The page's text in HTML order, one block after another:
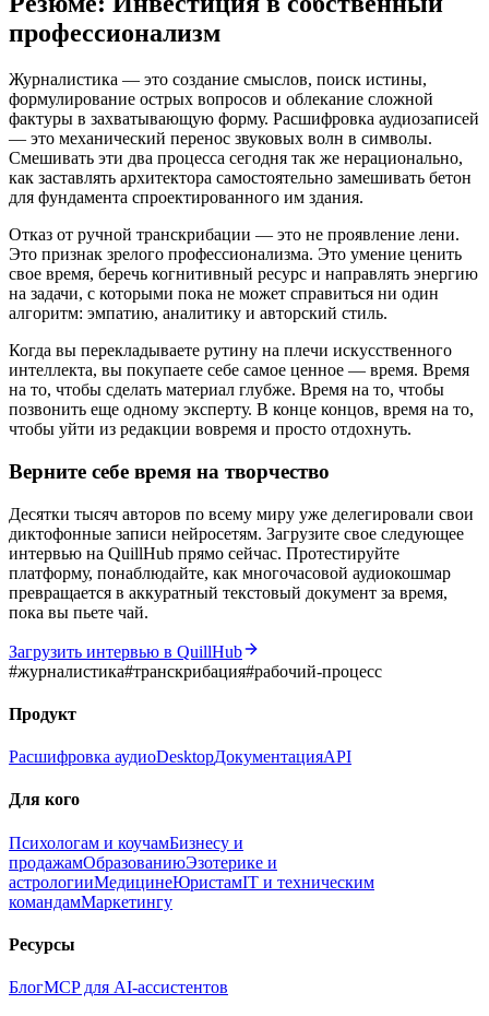
профессионализм
Журналистика — это создание смыслов, поиск истины,
формулирование острых вопросов и облекание сложной
фактуры в захватывающую форму. Расшифровка аудиозаписей
— это механический перенос звуковых волн в символы.
Смешивать эти два процесса сегодня так же нерационально,
как заставлять архитектора самостоятельно замешивать бетон
для фундамента спроектированного им здания.
Отказ от ручной транскрибации — это не проявление лени.
Это признак зрелого профессионализма. Это умение ценить
свое время, беречь когнитивный ресурс и направлять энергию
на задачи, с которыми пока не может справиться ни один
алгоритм: эмпатию, аналитику и авторский стиль.
Когда вы перекладываете рутину на плечи искусственного
интеллекта, вы покупаете себе самое ценное — время. Время
на то, чтобы сделать материал глубже. Время на то, чтобы
позвонить еще одному эксперту. В конце концов, время на то,
чтобы уйти из редакции вовремя и просто отдохнуть.
Верните себе время на творчество
Десятки тысяч авторов по всему миру уже делегировали свои
диктофонные записи нейросетям. Загрузите свое следующее
интервью на QuillHub прямо сейчас. Протестируйте
платформу, понаблюдайте, как многочасовой аудиокошмар
превращается в аккуратный текстовый документ за время,
пока вы пьете чай.
Загрузить интервью в QuillHub
#журналистика#транскрибация#рабочий-процесс
Продукт
Расшифровка аудиоDesktopДокументацияAPI
Для кого
Психологам и коучамБизнесу и
продажамОбразованиюЭзотерике и
астрологииМедицинеЮристамIT и техническим
командамМаркетингу
Ресурсы
БлогMCP для AI-ассистентов